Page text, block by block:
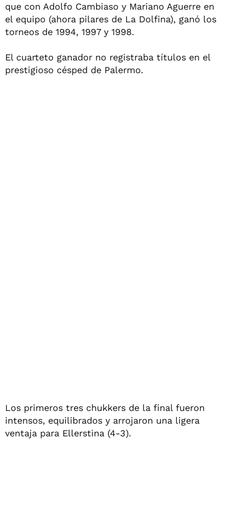
que con Adolfo Cambiaso y Mariano Aguerre en
el equipo (ahora pilares de La Dolfina), ganó los
torneos de 1994, 1997 y 1998.
El cuarteto ganador no registraba títulos en el
prestigioso césped de Palermo.
Los primeros tres chukkers de la final fueron
intensos, equilibrados y arrojaron una ligera
ventaja para Ellerstina (4-3).